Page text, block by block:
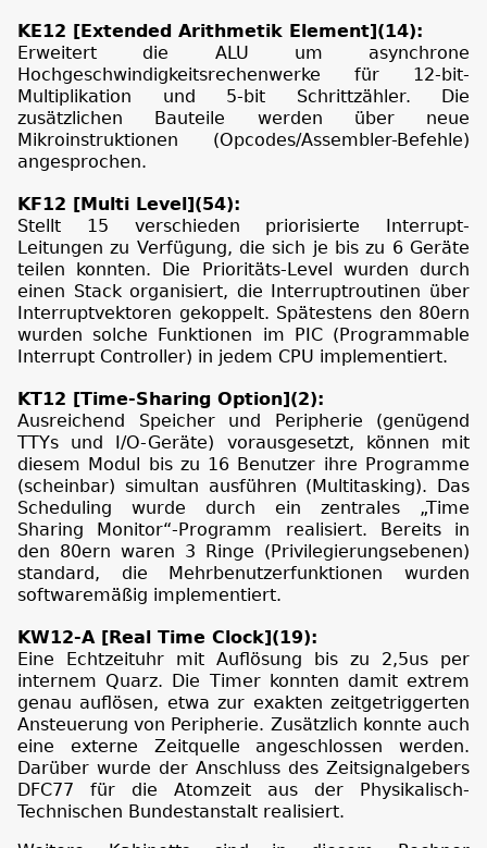
KE12 [Extended Arithmetik Element](14):
Erweitert die ALU um asynchrone
Hochgeschwindigkeitsrechenwerke für 12-bit-
Multiplikation und 5-bit Schrittzähler. Die
zusätzlichen Bauteile werden über neue
Mikroinstruktionen (Opcodes/Assembler-Befehle)
angesprochen.
KF12 [Multi Level](54):
Stellt 15 verschieden priorisierte Interrupt-
Leitungen zu Verfügung, die sich je bis zu 6 Geräte
teilen konnten. Die Prioritäts-Level wurden durch
einen Stack organisiert, die Interruptroutinen über
Interruptvektoren gekoppelt. Spätestens den 80ern
wurden solche Funktionen im PIC (Programmable
Interrupt Controller) in jedem CPU implementiert.
KT12 [Time-Sharing Option](2):
Ausreichend Speicher und Peripherie (genügend
TTYs und I/O-Geräte) vorausgesetzt, können mit
diesem Modul bis zu 16 Benutzer ihre Programme
(scheinbar) simultan ausführen (Multitasking). Das
Scheduling wurde durch ein zentrales „Time
Sharing Monitor“-Programm realisiert. Bereits in
den 80ern waren 3 Ringe (Privilegierungsebenen)
standard, die Mehrbenutzerfunktionen wurden
softwaremäßig implementiert.
KW12-A [Real Time Clock](19):
Eine Echtzeituhr mit Auflösung bis zu 2,5us per
internem Quarz. Die Timer konnten damit extrem
genau auflösen, etwa zur exakten zeitgetriggerten
Ansteuerung von Peripherie. Zusätzlich konnte auch
eine externe Zeitquelle angeschlossen werden.
Darüber wurde der Anschluss des Zeitsignalgebers
DFC77 für die Atomzeit aus der Physikalisch-
Technischen Bundestanstalt realisiert.